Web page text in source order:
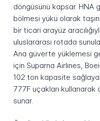
döngüsünü kapsar. HNA
bölmesi yükü olarak
bir ticari arayüz
uluslararası rotada
Ana güverte yüklemesi
için Suparna Airlines,
102 ton kapasite
777F uçakları
sunar.